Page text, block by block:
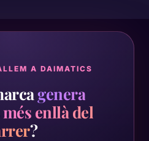
A DAIMATICS
genera
enllà del
?